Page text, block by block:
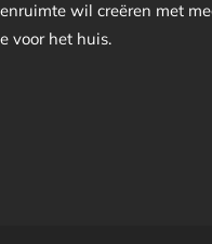
wil creëren met
voor het huis.